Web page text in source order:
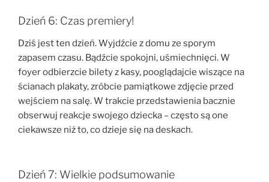
Dzień 6: Czas premiery!
Dziś jest ten dzień. Wyjdźcie z domu ze sporym
zapasem czasu. Bądźcie spokojni, uśmiechnięci. W
foyer odbierzcie bilety z kasy, pooglądajcie wiszące na
ścianach plakaty, zróbcie pamiątkowe zdjęcie przed
wejściem na salę. W trakcie przedstawienia bacznie
obserwuj reakcje swojego dziecka – często są one
ciekawsze niż to, co dzieje się na deskach.
Dzień 7: Wielkie podsumowanie